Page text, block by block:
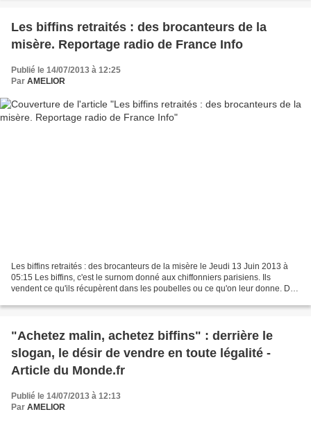
Les biffins retraités : des brocanteurs de la
misère. Reportage radio de France Info
Publié le 14/07/2013 à 12:25
Par AMELIOR
Les biffins retraités : des brocanteurs de la misère le Jeudi 13 Juin 2013 à
05:15 Les biffins, c'est le surnom donné aux chiffonniers parisiens. Ils
vendent ce qu'ils récupèrent dans les poubelles ou ce qu'on leur donne. Des
"Achetez malin, achetez biffins" : derrière le
slogan, le désir de vendre en toute légalité -
Article du Monde.fr
Publié le 14/07/2013 à 12:13
Par AMELIOR